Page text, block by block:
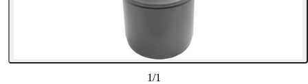
1/1